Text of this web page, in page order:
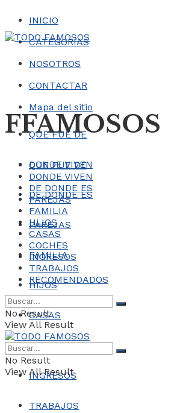
INICIO
CATEGORÍAS
NOSOTROS
CONTACTAR
Mapa del sitio
FFAMOSOS
QUE FUE DE
DONDE VIVEN
DE DONDE ES
PAREJAS
FAMILIA
HIJOS
CASAS
COCHES
INGRESOS
TRABAJOS
QUE FUE DE
DONDE VIVEN
DE DONDE ES
PAREJAS
FAMILIA
HIJOS
CASAS
COCHES
INGRESOS
TRABAJOS
RECOMENDADOS
No Result
View All Result
No Result
View All Result